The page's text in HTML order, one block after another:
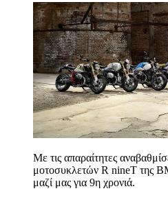
Με τις απαραίτητες
μοτοσυκλετών R nineT της
μαζί μας για 9η χρονιά.